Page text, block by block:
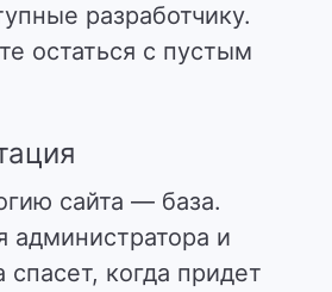
разработчику.
остаться с пустым
сайта — база.
администратора и
когда придет